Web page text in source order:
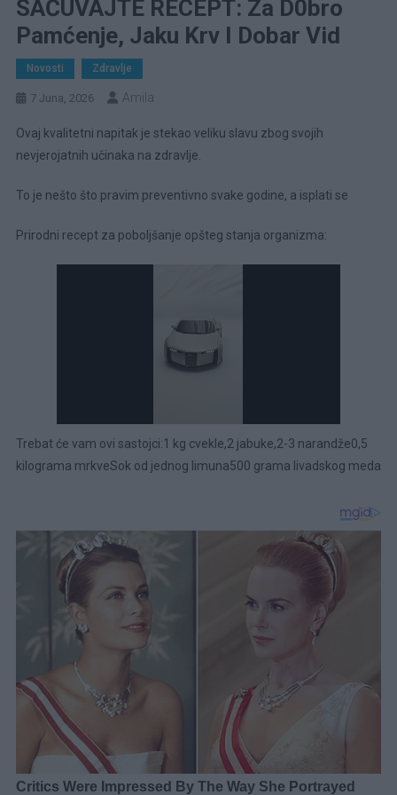
SAČUVAJTE RECEPT: Za D0bro
Pamćenje, Jaku Krv I Dobar Vid
Novosti Zdravlje
7 Juna, 2026 Amila
Ovaj kvalitetni napitak je stekao veliku slavu zbog svojih
nevjerojatnih učinaka na zdravlje.
To je nešto što pravim preventivno svake godine, a isplati se
Prirodni recept za poboljšanje opšteg stanja organizma:
Trebat će vam ovi sastojci:1 kg cvekle,2 jabuke,2-3 narandže0,5
kilograma mrkveSok od jednog limuna500 grama livadskog meda